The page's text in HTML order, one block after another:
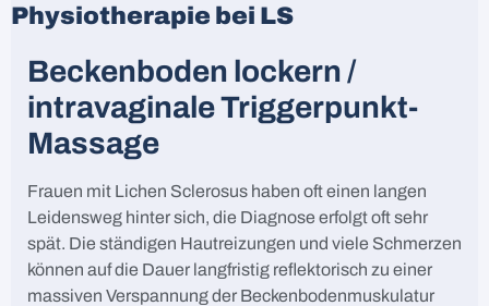
Physiotherapie bei LS
Beckenboden lockern /
intravaginale Triggerpunkt-
Massage
Frauen mit Lichen Sclerosus haben oft einen langen
Leidensweg hinter sich, die Diagnose erfolgt oft sehr
spät. Die ständigen Hautreizungen und viele Schmerzen
können auf die Dauer langfristig reflektorisch zu einer
massiven Verspannung der Beckenbodenmuskulatur